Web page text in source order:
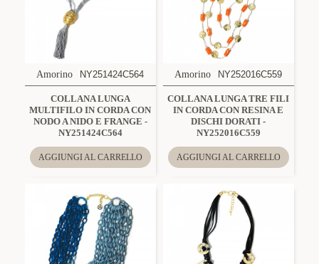
Amorino NY251424C564
COLLANA LUNGA
MULTIFILO IN CORDA CON
NODO A NIDO E FRANGE -
NY251424C564
AGGIUNGI AL CARRELLO
Amorino NY252016C559
COLLANA LUNGA TRE FILI
IN CORDA CON RESINA E
DISCHI DORATI -
NY252016C559
AGGIUNGI AL CARRELLO